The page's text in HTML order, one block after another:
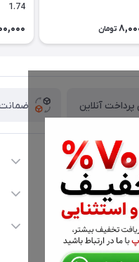
تومان
1.74
پرداخت آنلاین ضمانت
کشور